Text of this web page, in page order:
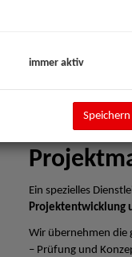
Ein spezielles
Projektentwicklung
Wir übernehmen
– Prüfung und
immer aktiv
Speichern